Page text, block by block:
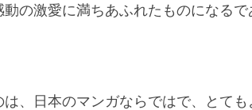
の激愛に満ちあふれたものになる
は、日本のマンガならではで、とて